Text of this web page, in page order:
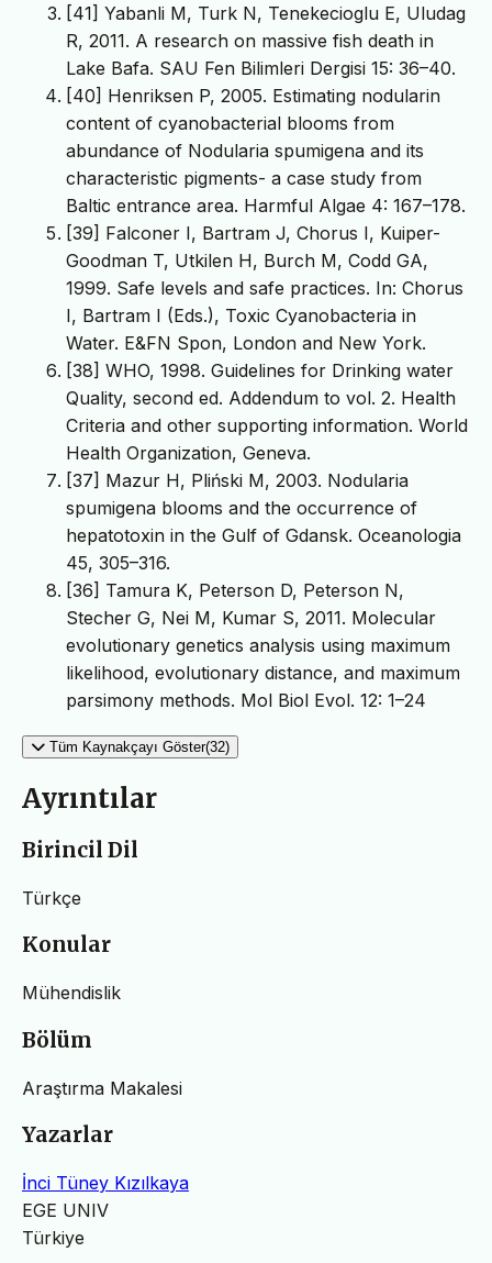
[41] Yabanli M, Turk N, Tenekecioglu E, Uludag
R, 2011. A research on massive fish death in
Lake Bafa. SAU Fen Bilimleri Dergisi 15: 36–40.
[40] Henriksen P, 2005. Estimating nodularin
content of cyanobacterial blooms from
abundance of Nodularia spumigena and its
characteristic pigments- a case study from
Baltic entrance area. Harmful Algae 4: 167–178.
[39] Falconer I, Bartram J, Chorus I, Kuiper-
Goodman T, Utkilen H, Burch M, Codd GA,
1999. Safe levels and safe practices. In: Chorus
I, Bartram I (Eds.), Toxic Cyanobacteria in
Water. E&FN Spon, London and New York.
[38] WHO, 1998. Guidelines for Drinking water
Quality, second ed. Addendum to vol. 2. Health
Criteria and other supporting information. World
Health Organization, Geneva.
[37] Mazur H, Pliński M, 2003. Nodularia
spumigena blooms and the occurrence of
hepatotoxin in the Gulf of Gdansk. Oceanologia
45, 305–316.
[36] Tamura K, Peterson D, Peterson N,
Stecher G, Nei M, Kumar S, 2011. Molecular
evolutionary genetics analysis using maximum
likelihood, evolutionary distance, and maximum
parsimony methods. Mol Biol Evol. 12: 1–24
Tüm Kaynakçayı Göster(32)
Ayrıntılar
Birincil Dil
Türkçe
Konular
Mühendislik
Bölüm
Araştırma Makalesi
Yazarlar
İnci Tüney Kızılkaya
EGE UNIV
Türkiye